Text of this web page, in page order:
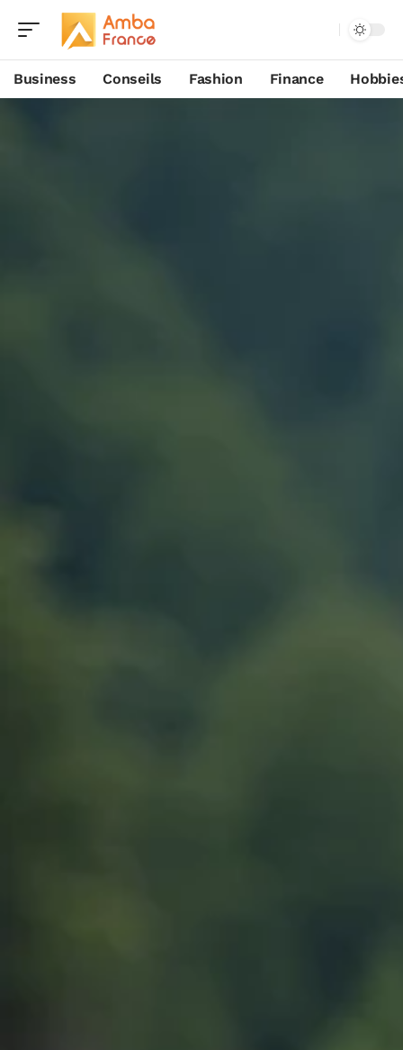
Business Conseils Fashion Finance